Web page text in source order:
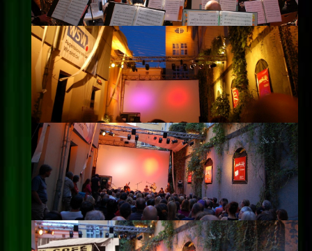
Impressum
Datenschutz